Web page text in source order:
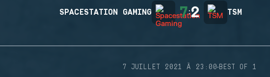
SPACESTATION GAMING 7:2 TSM
7 JUILLET 2021 À 23:00·BEST OF 1